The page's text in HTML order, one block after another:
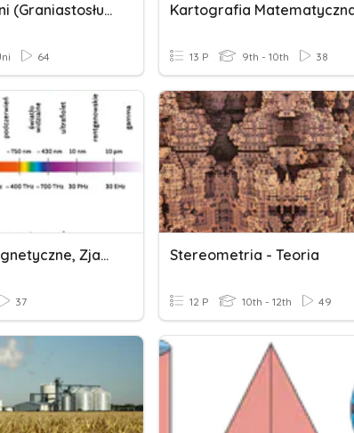
Pole Powierzchni (graniastosłupy I Ostrosłupy) Kl.6
64 13 P 9th - 10th 38
Fale Elektromagnetyczne, Zjawiska Falowe
37
Stereometria - Teoria
12 P 10th - 12th 49